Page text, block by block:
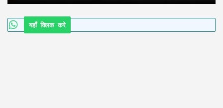
यहाँ क्लिक करे